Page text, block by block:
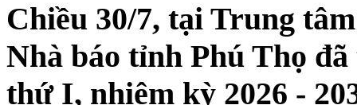
Chiều 30/7, tại Trung
Nhà báo tỉnh Phú Thọ
thứ I, nhiệm kỳ 2026 -